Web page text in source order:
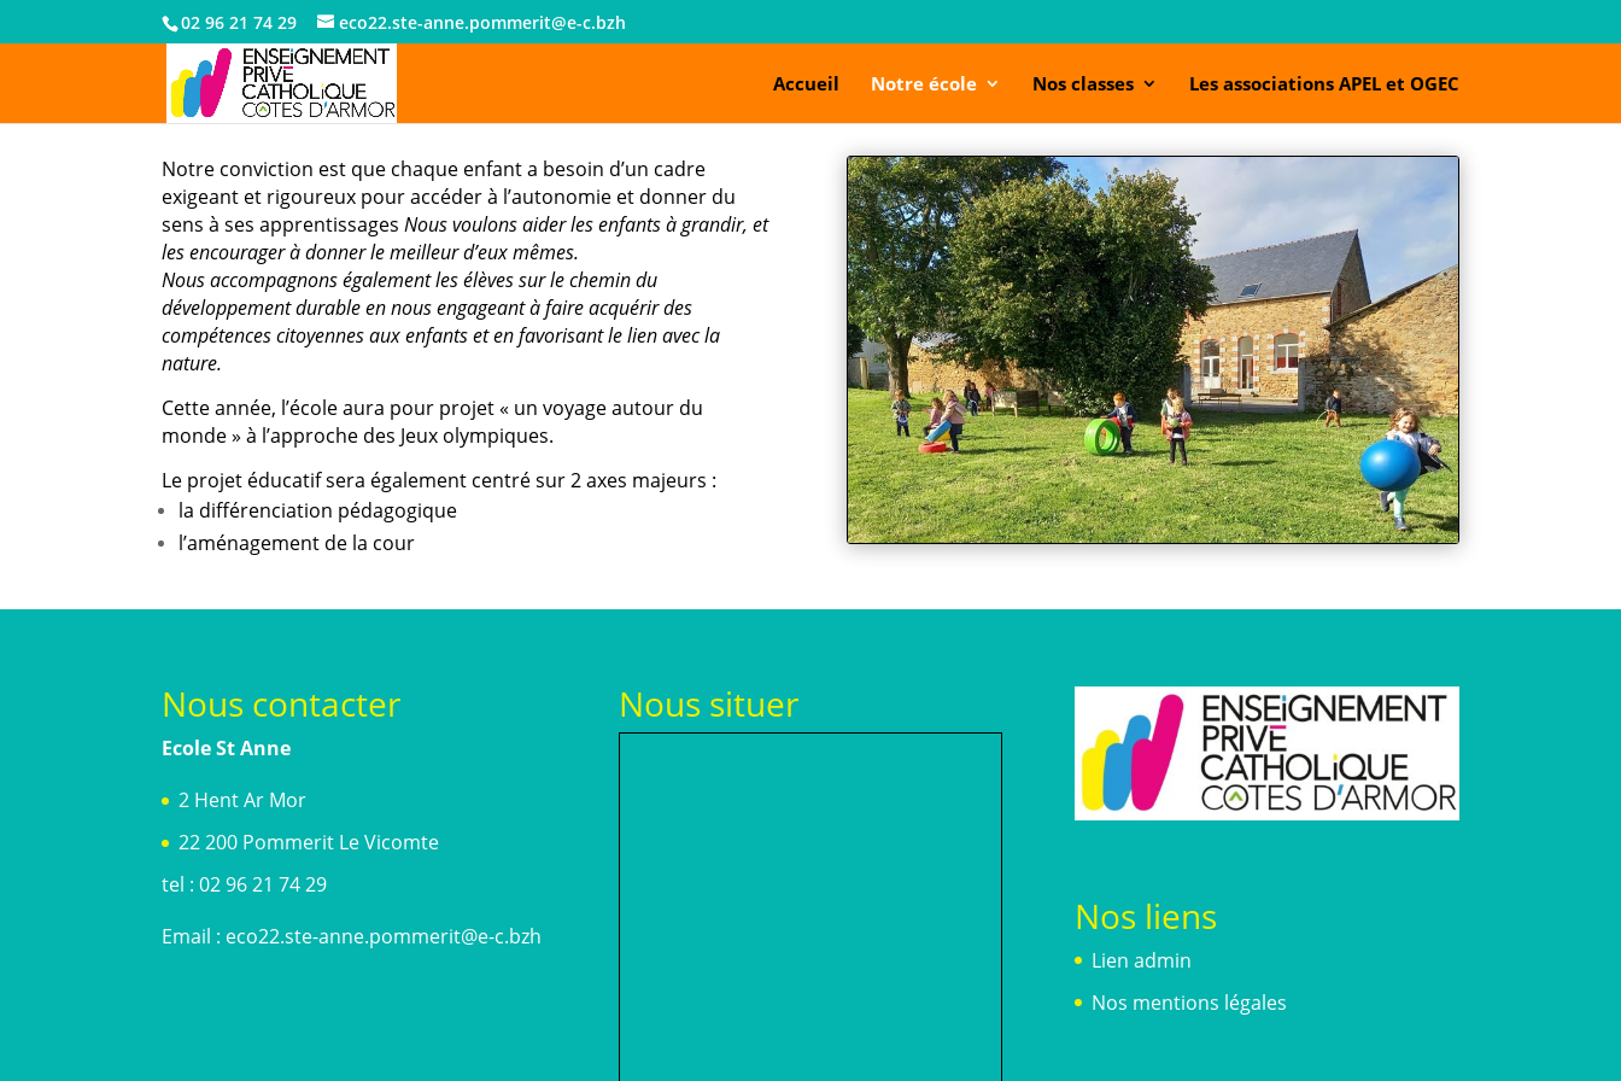
02 96 21 74 29 eco22.ste-anne.pommerit@e-c.bzh
Accueil Notre école Nos classes Les associations APEL et OGEC
Notre conviction est que chaque enfant a besoin d’un cadre
exigeant et rigoureux pour accéder à l’autonomie et donner du
sens à ses apprentissagesNous voulons aider les enfants à grandir, et
les encourager à donner le meilleur d’eux mêmes.
Nous accompagnons également les élèves sur le chemin du
développement durable en nous engageant à faire acquérir des
compétences citoyennes aux enfants et en favorisant le lien avec la
nature.
Cette année, l’école aura pour projet « un voyage autour du
monde » à l’approche des Jeux olympiques.
Le projet éducatif sera également centré sur 2 axes majeurs :
la différenciation pédagogique
l’aménagement de la cour
Nous contacter
Ecole St Anne
2 Hent Ar Mor
22 200 Pommerit Le Vicomte
tel : 02 96 21 74 29
Email : eco22.ste-anne.pommerit@e-c.bzh
Nous situer
Nos liens
Lien admin
Nos mentions légales